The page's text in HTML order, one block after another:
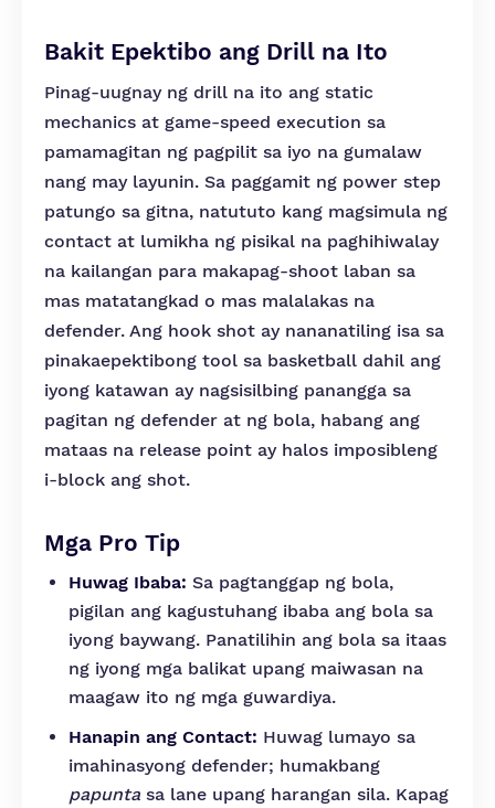
Bakit Epektibo ang Drill na Ito
Pinag-uugnay ng drill na ito ang static
mechanics at game-speed execution sa
pamamagitan ng pagpilit sa iyo na gumalaw
nang may layunin. Sa paggamit ng power step
patungo sa gitna, natututo kang magsimula ng
contact at lumikha ng pisikal na paghihiwalay
na kailangan para makapag-shoot laban sa
mas matatangkad o mas malalakas na
defender. Ang hook shot ay nananatiling isa sa
pinakaepektibong tool sa basketball dahil ang
iyong katawan ay nagsisilbing panangga sa
pagitan ng defender at ng bola, habang ang
mataas na release point ay halos imposibleng
i-block ang shot.
Mga Pro Tip
Huwag Ibaba: Sa pagtanggap ng bola,
pigilan ang kagustuhang ibaba ang bola sa
iyong baywang. Panatilihin ang bola sa itaas
ng iyong mga balikat upang maiwasan na
maagaw ito ng mga guwardiya.
Hanapin ang Contact: Huwag lumayo sa
imahinasyong defender; humakbang
papunta sa lane upang harangan sila. Kapag